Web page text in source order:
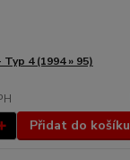
4 (1994 » 95)
Přidat do košíku